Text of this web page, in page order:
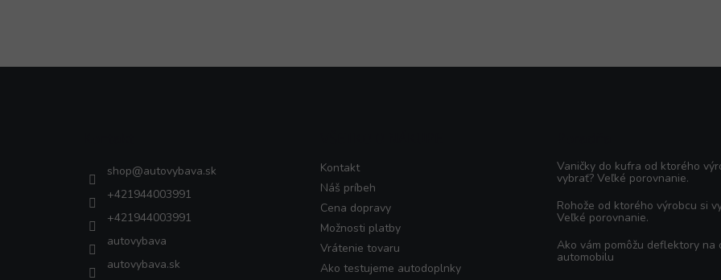
shop@autovybava.sk
+421944003991
+421944003991
autovybava
autovybava.sk
Kontakt
Náš príbeh
Cena dopravy
Možnosti platby
Vrátenie tovaru
Ako testujeme autodoplnky
Vaničky do kufra od ktorého
vybrať? Veľké porovnanie.
Rohože od ktorého výrobcu si
Veľké porovnanie.
Ako vám pomôžu deflektory na
automobilu